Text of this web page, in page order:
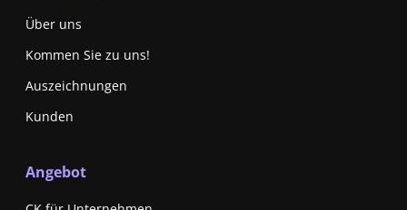
Über uns
Kommen Sie zu uns!
Auszeichnungen
Kunden
Angebot